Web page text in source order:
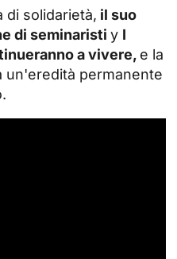
di solidarietà, il suo
di seminaristi y I
a vivere, e la
un'eredità permanente